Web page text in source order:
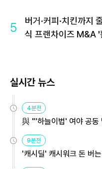
5
버거·커피·치킨까지
식 프랜차이즈 M&A '
실시간 뉴스
4분전
與 "'하늘이법' 여야 공동
9분전
'캐시딜' 캐시워크 돈 버